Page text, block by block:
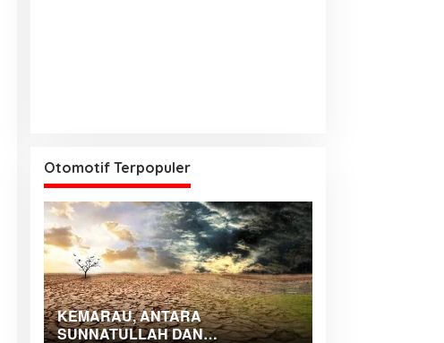
Otomotif Terpopuler
KEMARAU, ANTARA
SUNNATULLAH DAN